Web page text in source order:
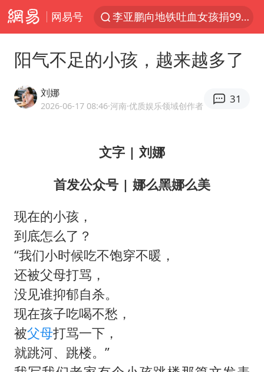
网易号
台风白海豚或在华东沿海登陆
FIFA官方支持因凡蒂诺
汕头市政府被约谈
阳气不足的小孩，越来越多了
刘娜
2026-06-17 08:46·河南·优质娱乐领域创作者
31
文字 | 刘娜
首发公众号 | 娜么黑娜么美
现在的小孩，
到底怎么了？
“我们小时候吃不饱穿不暖，
还被父母打骂，
没见谁抑郁自杀。
现在孩子吃喝不愁，
被父母打骂一下，
就跳河、跳楼。”